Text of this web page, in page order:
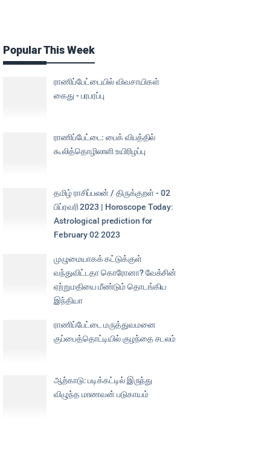
Popular This Week
ராணிப்பேட்டையில் விவசாயிகள்
கைது - பரபரப்பு
ராணிப்பேட்டை: பைக் விபத்தில்
கூலித்தொழிலாளி உயிரிழப்பு
தமிழ் ராசிப்பலன் / திருக்குறள் - 02
பிப்ரவரி 2023 | Horoscope Today:
Astrological prediction for
February 02 2023
முழுமையாகக் கட்டுக்குள்
வந்துவிட்டதா கொரோனா? வேக்சின்
ஏற்றுமதியை மீண்டும் தொடங்கிய
இந்தியா
ராணிப்பேட்டை மருத்துவமனை
குப்பைத்தொட்டியில் குழந்தை சடலம்
ஆற்காடு: படிக்கட்டில் இருந்து
விழுந்த மாணவன் படுகாயம்